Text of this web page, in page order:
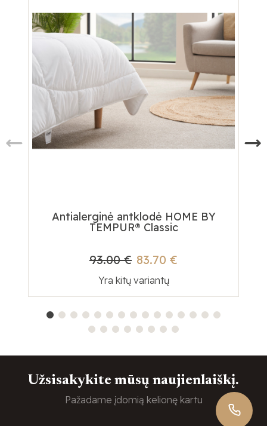
Antialerginė antklodė HOME BY
TEMPUR® Classic
83.70 €
93.00 €
Yra kitų variantų
Užsisakykite mūsų naujienlaiškį.
Pažadame įdomią kelionę kartu